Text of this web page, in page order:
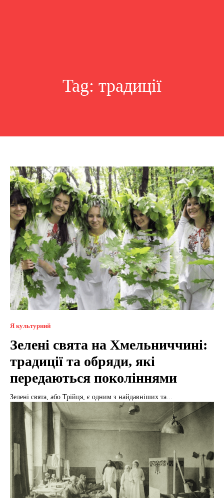
Tag: традиції
Я культурний
Зелені свята на Хмельниччині:
традиції та обряди, які
передаються поколіннями
Зелені свята, або Трійця, є одним з найдавніших та...